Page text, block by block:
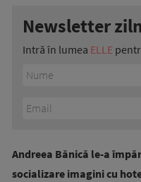
Newsletter
Intră în lumea ELLE
Andreea Bănică le-a
socializare imagini cu